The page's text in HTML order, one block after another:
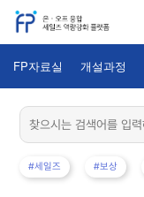
FP자료실 개설과정
#세일즈 #보상